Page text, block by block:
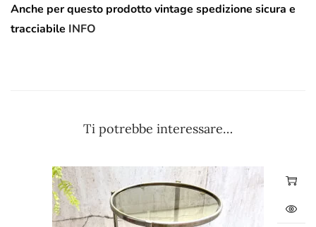
Anche per questo prodotto vintage spedizione sicura e
tracciabile INFO
Ti potrebbe interessare…